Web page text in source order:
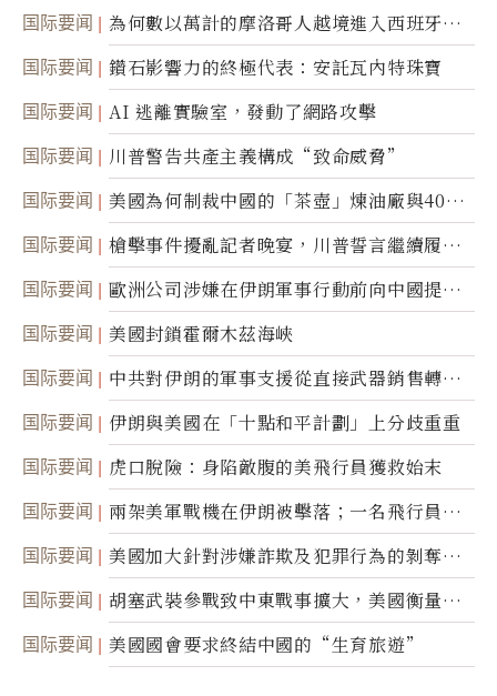
国际要闻
為何數以萬計的摩洛哥人越境進入西班牙休
達
国际要闻 鑽石影響力的終極代表：安託瓦內特珠寶
国际要闻 AI 逃離實驗室，發動了網路攻擊
国际要闻 川普警告共產主義構成“致命威脅”
国际要闻
美國為何制裁中國的「茶壺」煉油廠與40家
航運公司
国际要闻
槍擊事件擾亂記者晚宴，川普誓言繼續履行
職責
国际要闻
歐洲公司涉嫌在伊朗軍事行動前向中國提供
美軍基地的衛星影像
国际要闻 美國封鎖霍爾木茲海峽
国际要闻
中共對伊朗的軍事支援從直接武器銷售轉向
間接技術轉讓
国际要闻 伊朗與美國在「十點和平計劃」上分歧重重
国际要闻 虎口脫險：身陷敵腹的美飛行員獲救始末
国际要闻
兩架美軍戰機在伊朗被擊落；一名飛行員失
蹤
国际要闻
美國加大針對涉嫌詐欺及犯罪行為的剝奪公
民權力度
国际要闻
胡塞武裝參戰致中東戰事擴大，美國衡量地
面入侵的可能性
国际要闻 美國國會要求終結中國的“生育旅遊”